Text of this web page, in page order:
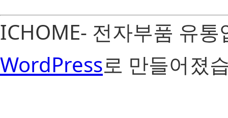
ICHOME- 전자부품 유
WordPress로 만들어졌